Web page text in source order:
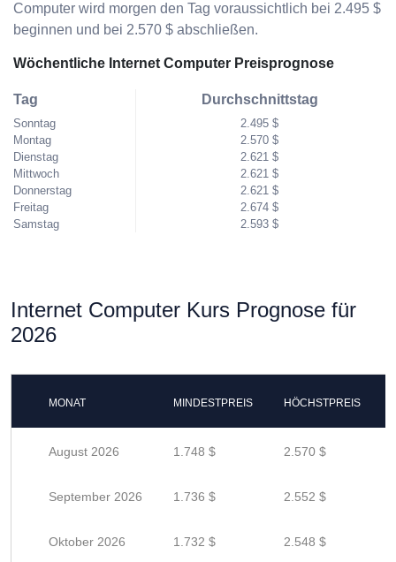
Computer wird morgen den Tag voraussichtlich bei 2.495 $
beginnen und bei 2.570 $ abschließen.
Wöchentliche Internet Computer Preisprognose
Tag
Sonntag
Montag
Dienstag
Mittwoch
Donnerstag
Freitag
Samstag
Durchschnittstag
2.495 $
2.570 $
2.621 $
2.621 $
2.621 $
2.674 $
2.593 $
Internet Computer Kurs Prognose für
2026
MONAT MINDESTPREIS HÖCHSTPREIS
August 2026 1.748 $ 2.570 $
September 2026 1.736 $ 2.552 $
Oktober 2026 1.732 $ 2.548 $